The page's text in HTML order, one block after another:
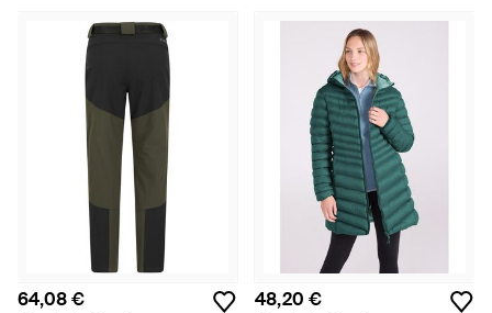
64,08 € 48,20 €